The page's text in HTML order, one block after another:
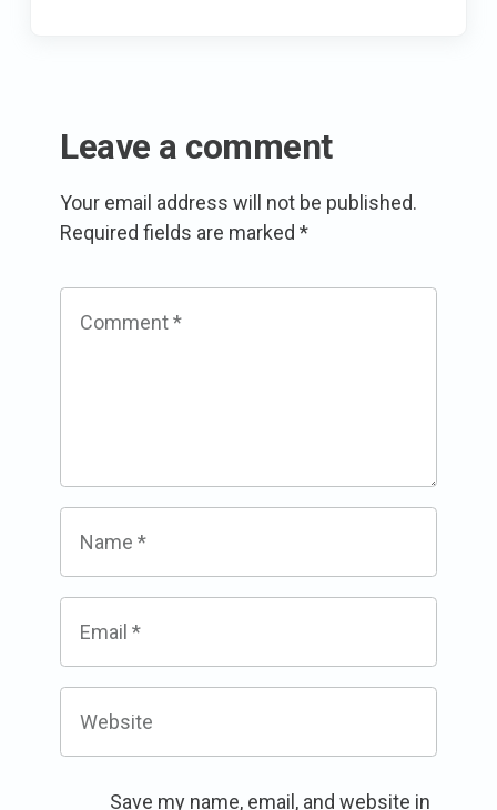
Leave a comment
Your email address will not be published.
Required fields are marked *
Comment*
Name *
Email *
Website
Save my name, email, and website in